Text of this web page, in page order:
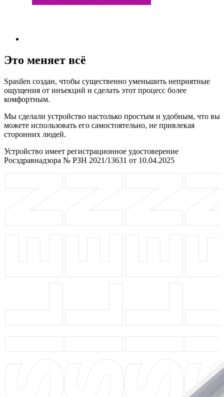
Это меняет всё
Spasilen создан, чтобы существенно уменьшить неприятные
ощущения от инъекций и сделать этот процесс более
комфортным.
Мы сделали устройство настолько простым и удобным, что вы
можете использовать его самостоятельно, не привлекая
сторонних людей.
Устройство имеет регистрационное удостоверение
Росздравнадзора № РЗН 2021/13631 от 10.04.2025